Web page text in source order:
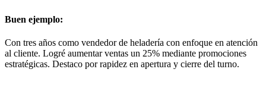
Buen ejemplo:
Con tres años como vendedor de heladería con enfoque en atención
al cliente. Logré aumentar ventas un 25% mediante promociones
estratégicas. Destaco por rapidez en apertura y cierre del turno.